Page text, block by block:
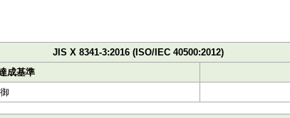
JIS X 8341-3:2016 (ISO/IEC 40500:2012)
成基準